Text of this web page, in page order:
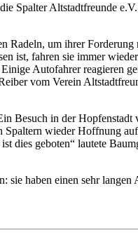
Spalter Altstadtfreunde
Radeln, um ihrer
ist, fahren sie immer
Autofahrer reagieren
vom Verein
Besuch in der Hopfenstadt
wieder Hoffnung
dies geboten“ lautete
sie haben einen sehr langen